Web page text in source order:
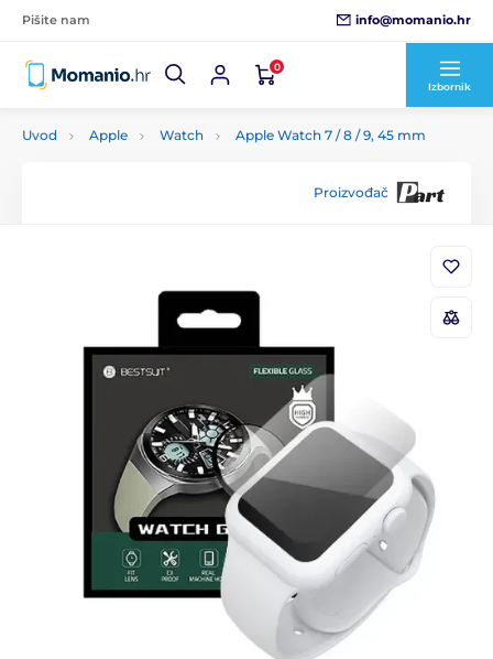
Pišite nam info@momanio.hr
0
Izbornik
Uvod Apple Watch Apple Watch 7 / 8 / 9, 45 mm
Proizvođač